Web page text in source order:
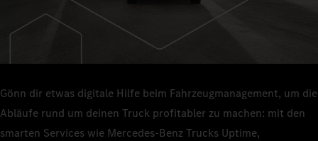
Gönn dir etwas digitale Hilfe beim Fahrzeugmanagement, um die
Abläufe rund um deinen Truck profitabler zu machen: mit den
smarten Services wie Mercedes‑Benz Trucks Uptime,